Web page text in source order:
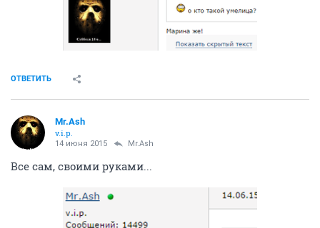
ОТВЕТИТЬ
Mr.Ash
v.i.p.
14 июня 2015 Mr.Ash
Все сам, своими руками...